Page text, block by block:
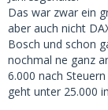
Besonders der
Ich weiß nicht
einem
würden (man
über das
Chefarztes
Das war zwar ein
aber auch nicht
Bosch und schon
nochmal ne ganz
6.000 nach
geht unter 25.000